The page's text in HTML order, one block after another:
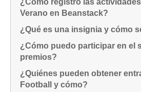
¿Cómo registro las
Verano en Beanstack?
¿Qué es una insignia y cómo
¿Cómo puedo participar en el
premios?
¿Quiénes pueden obtener
Football y cómo?